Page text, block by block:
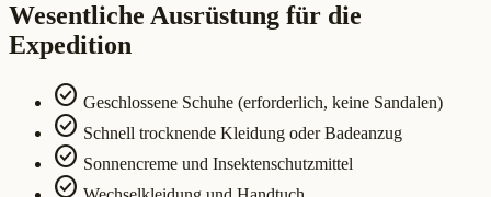
Wesentliche Ausrüstung für die
Expedition
check_circle Geschlossene Schuhe (erforderlich, keine Sandalen)
check_circle Schnell trocknende Kleidung oder Badeanzug
check_circle Sonnencreme und Insektenschutzmittel
check_circle